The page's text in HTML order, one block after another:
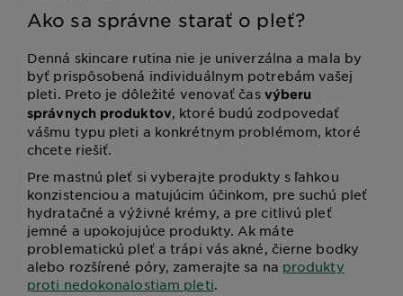
Ako sa správne starať o pleť?
Denná skincare rutina nie je univerzálna a mala by
byť prispôsobená individuálnym potrebám vašej
pleti. Preto je dôležité venovať čas výberu
správnych produktov, ktoré budú zodpovedať
vášmu typu pleti a konkrétnym problémom, ktoré
chcete riešiť.
Pre mastnú pleť si vyberajte produkty s ľahkou
konzistenciou a matujúcim účinkom, pre suchú pleť
hydratačné a výživné krémy, a pre citlivú pleť
jemné a upokojujúce produkty. Ak máte
problematickú pleť a trápi vás akné, čierne bodky
alebo rozšírené póry, zamerajte sa na produkty
proti nedokonalostiam pleti.